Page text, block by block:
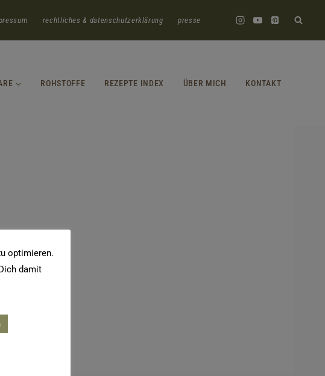
rechtliches & datenschutzerklärung presse
ROHSTOFFE REZEPTE INDEX ÜBER MICH KONTAKT
optimieren.
damit